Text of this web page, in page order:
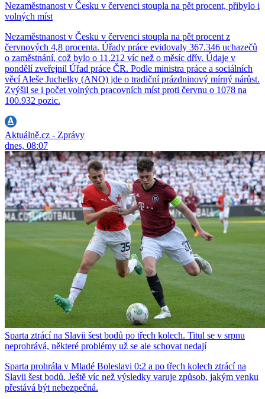
Nezaměstnanost v Česku v červenci stoupla na pět procent, přibylo i
volných míst
Nezaměstnanost v Česku v červenci stoupla na pět procent z
červnových 4,8 procenta. Úřady práce evidovaly 367.346 uchazečů
o zaměstnání, což bylo o 11.212 víc než o měsíc dřív. Údaje v
pondělí zveřejnil Úřad práce ČR. Podle ministra práce a sociálních
věcí Aleše Juchelky (ANO) jde o tradiční prázdninový mírný nárůst.
Zvýšil se i počet volných pracovních míst proti červnu o 1078 na
100.932 pozic.
Aktuálně.cz - Zprávy
dnes, 08:07
Sparta ztrácí na Slavii šest bodů po třech kolech. Titul se v srpnu
neprohrává, některé problémy už se ale schovat nedají
Sparta prohrála v Mladé Boleslavi 0:2 a po třech kolech ztrácí na
Slavii šest bodů. Ještě víc než výsledky varuje způsob, jakým venku
přestává být nebezpečná.